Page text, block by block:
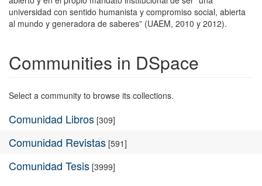
universidad con sentido humanista y compromiso social, abierta
al mundo y generadora de saberes” (UAEM, 2010 y 2012).
Communities in DSpace
Select a community to browse its collections.
Comunidad Libros [309]
Comunidad Revistas [591]
Comunidad Tesis [3999]